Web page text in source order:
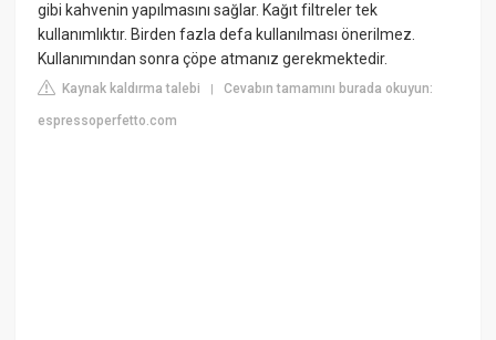
gibi kahvenin yapılmasını sağlar. Kağıt filtreler tek
kullanımlıktır. Birden fazla defa kullanılması önerilmez.
Kullanımından sonra çöpe atmanız gerekmektedir.
Kaynak kaldırma talebi |Cevabın tamamını burada okuyun:
espressoperfetto.com